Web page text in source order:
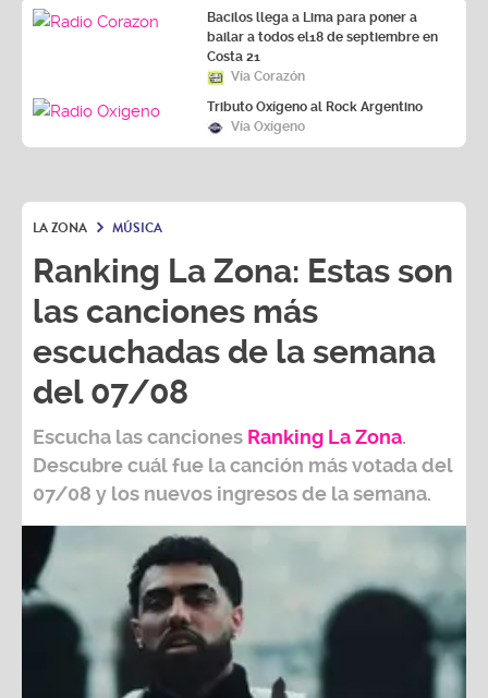
Bacilos llega a Lima para poner a
bailar a todos el18 de septiembre en
Costa 21
Vía Corazón
Tributo Oxígeno al Rock Argentino
Vía Oxígeno
LA ZONA MÚSICA
Ranking La Zona: Estas son
las canciones más
escuchadas de la semana
del 07/08
Escucha las canciones Ranking La Zona.
Descubre cuál fue la canción más votada del
07/08 y los nuevos ingresos de la semana.